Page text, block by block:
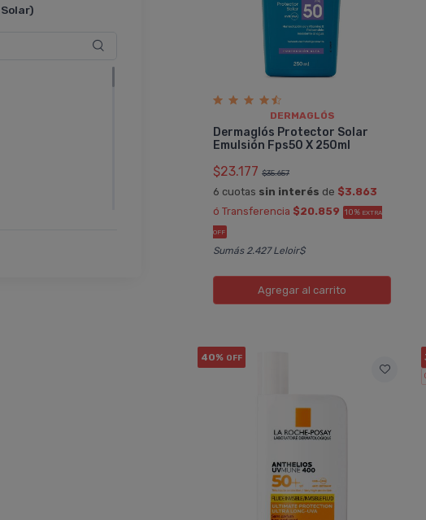
DERMAGLÓS
Dermaglós Protector Solar
Emulsión Fps50 X 250ml
$23.177 $35.657
6 cuotas sin interés de $3.863
ó Transferencia $20.859 10% EXTRA
OFF
Sumás 2.427 Leloir$
Agregar al carrito
40% OFF